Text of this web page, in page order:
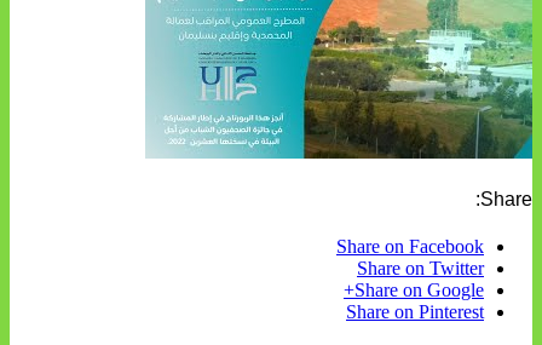
Share:
Share on Facebook
Share on Twitter
Share on Google+
Share on Pinterest